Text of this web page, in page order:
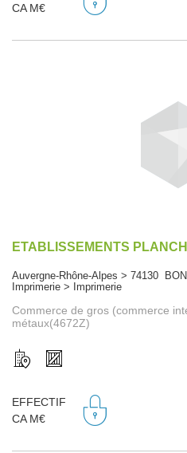
CA M€
ETABLISSEMENTS
Auvergne-Rhône-Alpes > 74130
Imprimerie > Imprimerie
Commerce de gros (commerce
métaux(4672Z)
EFFECTIF
CA M€